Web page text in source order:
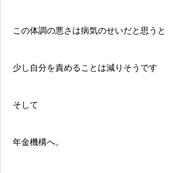
この体調の悪さは病気のせいだと思うと
少し自分を責めることは減りそうです
そして
年金機構へ。